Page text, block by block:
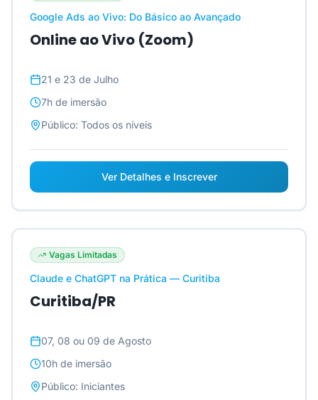
Google Ads ao Vivo: Do Básico ao Avançado
Online ao Vivo (Zoom)
21 e 23 de Julho
7h de imersão
Público: Todos os níveis
Ver Detalhes e Inscrever
Vagas Limitadas
Claude e ChatGPT na Prática — Curitiba
Curitiba/PR
07, 08 ou 09 de Agosto
10h de imersão
Público: Iniciantes